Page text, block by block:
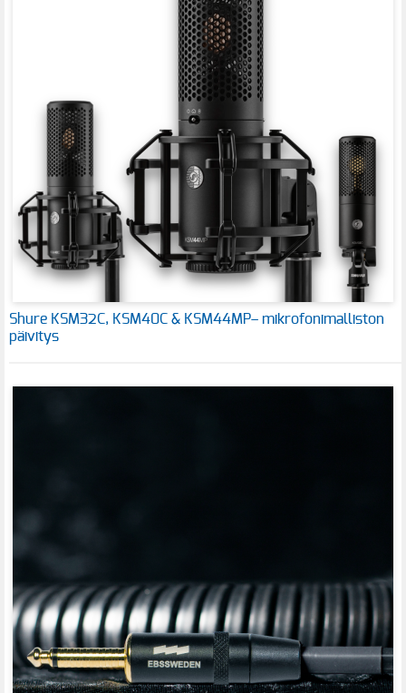
Shure KSM32C, KSM40C & KSM44MP– mikrofonimalliston
päivitys